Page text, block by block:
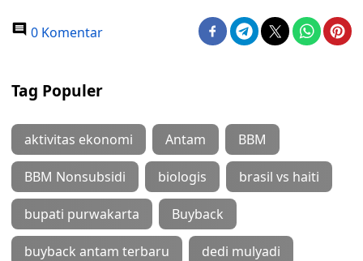
0 Komentar
Tag Populer
aktivitas ekonomi Antam BBM
BBM Nonsubsidi biologis brasil vs haiti
bupati purwakarta Buyback
buyback antam terbaru dedi mulyadi